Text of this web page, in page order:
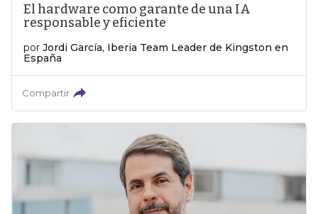
El hardware como garante de una IA
responsable y eficiente
por Jordi García, Iberia Team Leader de Kingston en
España
Compartir